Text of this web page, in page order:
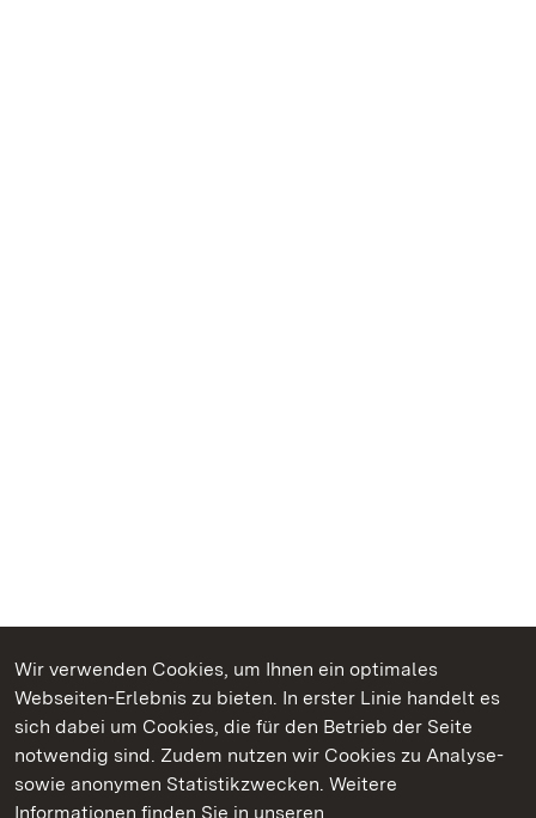
Wir verwenden Cookies, um Ihnen ein optimales
Webseiten-Erlebnis zu bieten. In erster Linie handelt es
sich dabei um Cookies, die für den Betrieb der Seite
notwendig sind. Zudem nutzen wir Cookies zu Analyse-
sowie anonymen Statistikzwecken. Weitere
Informationen finden Sie in unseren
Kommen. Staunen. Genießen.